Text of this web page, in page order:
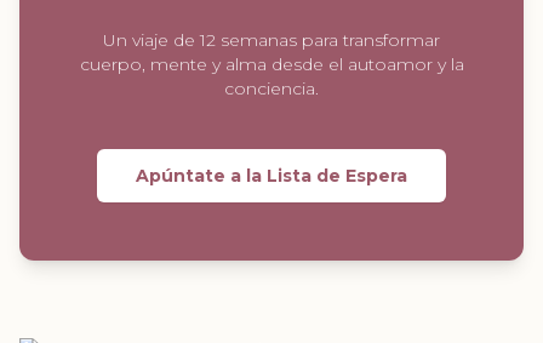
Un viaje de 12 semanas para transformar
cuerpo, mente y alma desde el autoamor y la
conciencia.
Apúntate a la Lista de Espera